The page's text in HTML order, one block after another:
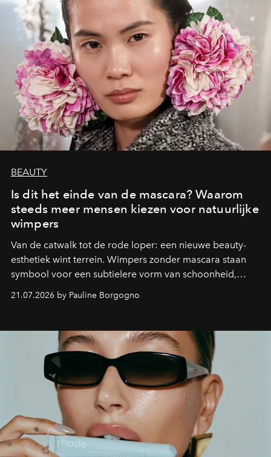
BEAUTY
Is dit het einde van de mascara? Waarom
steeds meer mensen kiezen voor natuurlijke
wimpers
Van de catwalk tot de rode loper: een nieuwe beauty-
esthetiek wint terrein. Wimpers zonder mascara staan
symbool voor een subtielere vorm van schoonheid,
aan make-up.
21.07.2026 by Pauline Borgogno